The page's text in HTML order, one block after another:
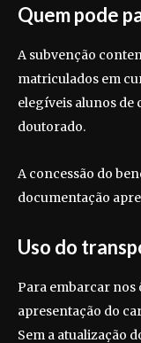
Quem pode
A subvenção
matriculados em
elegíveis alunos de
doutorado.
A concessão do
documentação
Uso do
Para embarcar nos
apresentação do
Sem a atualização